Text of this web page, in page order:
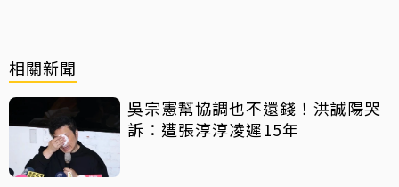
相關新聞
吳宗憲幫協調也不還錢！洪誠陽哭
訴：遭張淳淳凌遲15年